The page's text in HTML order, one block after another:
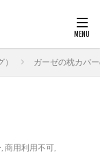
ガーゼの枕カバ
, 商用利用不可,